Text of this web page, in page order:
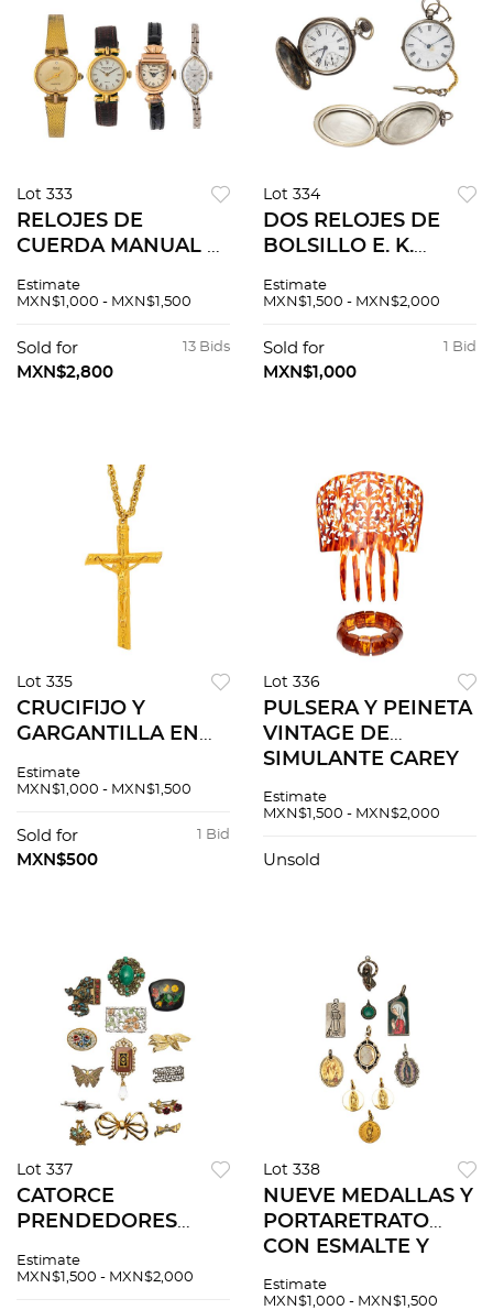
Lot 333
RELOJES DE
CUERDA MANUAL Y
PREMIER, SEIKO
WEIL Y EMKA EN
ORO AMARILLO DE
Estimate
MXN$1,000 - MXN$1,500
13 Bids
Sold for
MXN$2,800
Lot 334
DOS RELOJES DE
BOLSILLO E. K.
ANCRE Y
PERSONALIZADO
CON ESMALTE EN
Estimate
MXN$1,500 - MXN$2,000
1 Bid
Sold for
MXN$1,000
Lot 335
CRUCIFIJO Y
GARGANTILLA EN
Broche de reasa.
aprox.
Estimate
MXN$1,000 - MXN$1,500
1 Bid
Sold for
MXN$500
Lot 336
PULSERA Y PEINETA
VINTAGE DE
SIMULANTE CAREY
MOTIVOS FLORALES
cm aprox. Peineta
Estimate
MXN$1,500 - MXN$2,000
Unsold
Lot 337
CATORCE
PRENDEDORES
ESMALTE,
Estimate
MXN$1,500 - MXN$2,000
Lot 338
NUEVE MEDALLAS Y
PORTARETRATO
CON ESMALTE Y
PLATA .720 Y METAL
Estimate
MXN$1,000 - MXN$1,500